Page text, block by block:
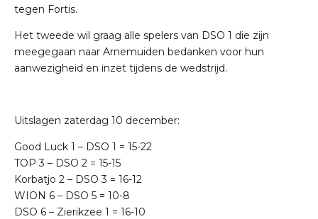
tegen Fortis.
Het tweede wil graag alle spelers van DSO 1 die zijn
meegegaan naar Arnemuiden bedanken voor hun
aanwezigheid en inzet tijdens de wedstrijd.
Uitslagen zaterdag 10 december:
Good Luck 1 – DSO 1 = 15-22
TOP 3 – DSO 2 = 15-15
Korbatjo 2 – DSO 3 = 16-12
WION 6 – DSO 5 = 10-8
DSO 6 – Zierikzee 1 = 16-10